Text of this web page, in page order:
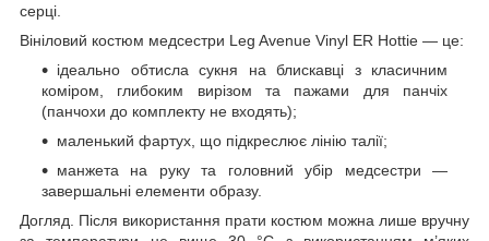
серці.
Вініловий костюм медсестри Leg Avenue Vinyl ER Hottie — це:
ідеально обтисла сукня на блискавці з класичним
коміром, глибоким вирізом та пажами для панчіх
(панчохи до комплекту не входять);
маленький фартух, що підкреслює лінію талії;
манжета на руку та головний убір медсестри —
завершальні елементи образу.
Догляд. Після використання прати костюм можна лише вручну